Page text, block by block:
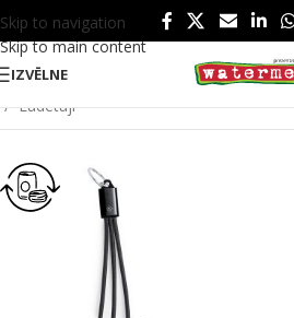
Skip to navigation
Skip to main content
IZVĒLNE
Sākums/ Tehnoloģijas un
/ Lādētāji